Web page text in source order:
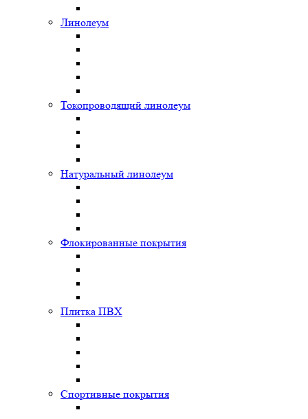
Линолеум
Токопроводящий линолеум
Натуральный линолеум
Флокированные покрытия
Плитка ПВХ
Спортивные покрытия